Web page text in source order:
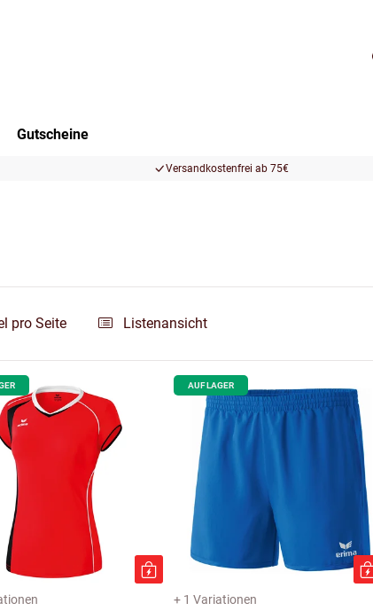
Gutscheine
Versandkostenfrei ab 75€
pro Seite Listenansicht
AUF LAGER
+ 1 Variationen